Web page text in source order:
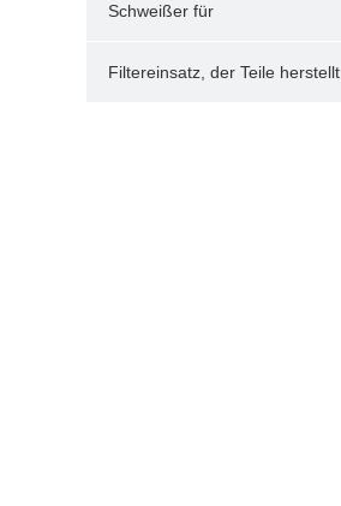
Schweißer für
Kunststoffrohrteile
Filtereinsatz, der Teile herstellt